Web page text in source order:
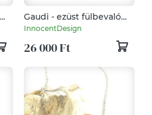
Gaudi - ezüst fülbevaló
tűzzománccal - zöld
InnocentDesign
26 000 Ft